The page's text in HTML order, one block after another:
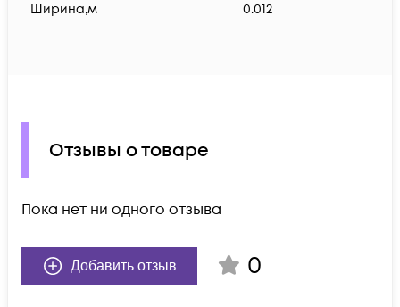
Ширина,м 0.012
Отзывы о товаре
Пока нет ни одного отзыва
Добавить отзыв 0